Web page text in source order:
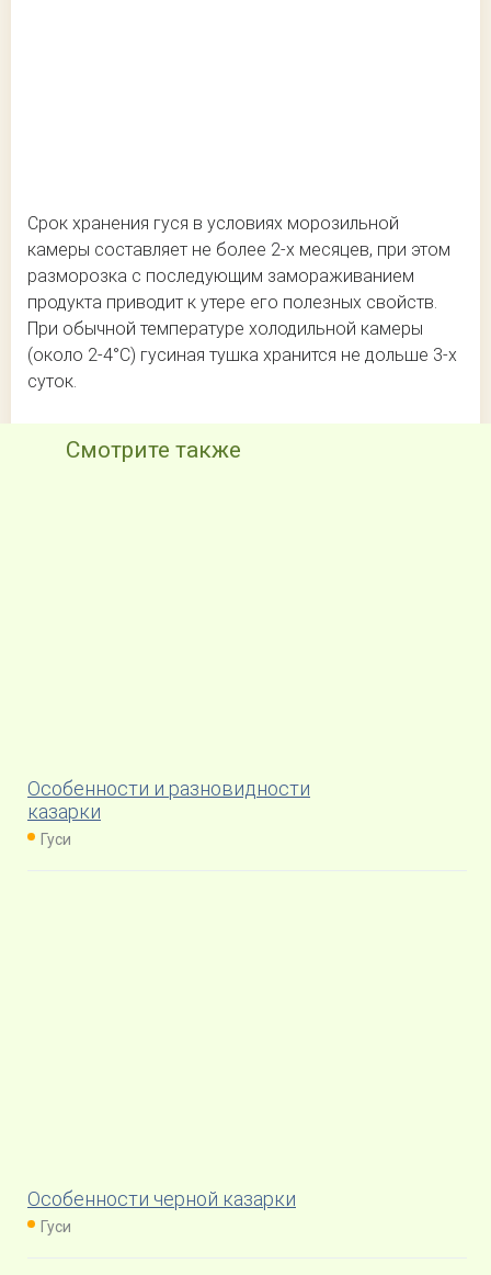
Срок хранения гуся в условиях морозильной
камеры составляет не более 2-х месяцев, при этом
разморозка с последующим замораживанием
продукта приводит к утере его полезных свойств.
При обычной температуре холодильной камеры
(около 2-4°С) гусиная тушка хранится не дольше 3-х
суток.
Смотрите также
Особенности и разновидности
казарки
Гуси
Особенности черной казарки
Гуси